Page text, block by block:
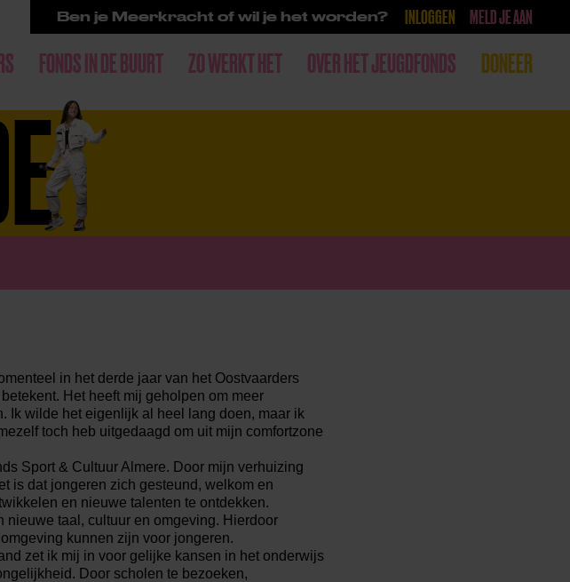
Ben je Meerkracht of wil je het worden? INLOGGEN MELD JE AAN
FONDS IN DE BUURT ZO WERKT HET OVER HET JEUGDFONDS DONEER
in het derde jaar van het Oostvaarders
Het heeft mij geholpen om meer
Ik wilde het eigenlijk al heel lang doen, maar ik
toch heb uitgedaagd om uit mijn comfortzone
Sport & Cultuur Almere. Door mijn verhuizing
is dat jongeren zich gesteund, welkom en
en nieuwe talenten te ontdekken.
nieuwe taal, cultuur en omgeving. Hierdoor
kunnen zijn voor jongeren.
zet ik mij in voor gelijke kansen in het onderwijs
Door scholen te bezoeken,